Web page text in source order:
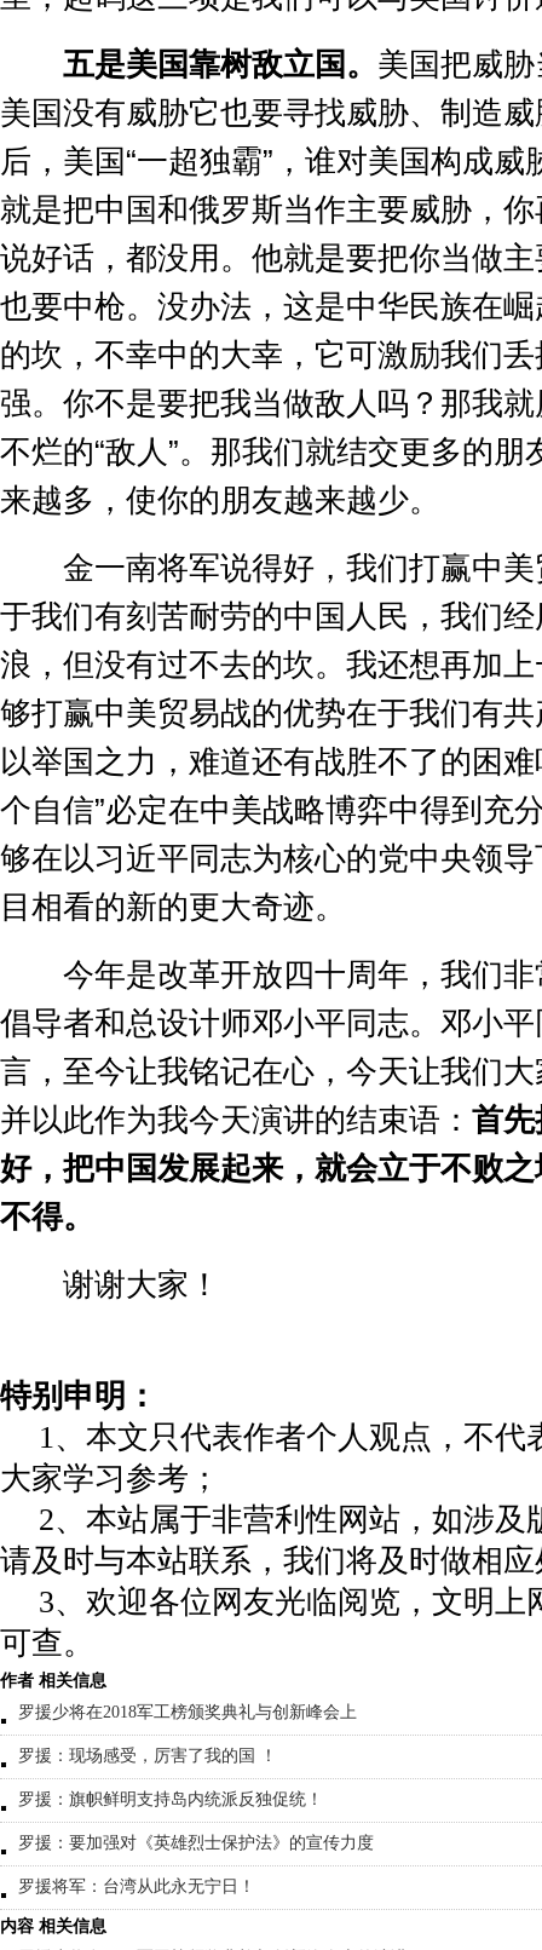
五是美国靠树敌立国。 美国把威
美国没有威胁它也要寻找威胁、制造
后，美国“一超独霸” ，谁对美国构成
就是把中国和俄罗斯当作主要威胁，
说好话，都没用。他就是要把你当做
也要中枪。没办法，这是中华民族在
的坎，不幸中的大幸，它可激励我们
强。你不是要把我当做敌人吗？那我
不烂的“敌人”。那我们就结交更多的朋
来越多，使你的朋友越来越少。
金一南将军说得好，我们打赢中美
于我们有刻苦耐劳的中国人民，我们
浪，但没有过不去的坎。我还想再加
够打赢中美贸易战的优势在于我们有
以举国之力，难道还有战胜不了的困
个自信”必定在中美战略博弈中得到充
够在以习近平同志为核心的党中央领
目相看的新的更大奇迹。
今年是改革开放四十周年，我们非
倡导者和总设计师邓小平同志。邓小
言，至今让我铭记在心，今天让我们
并以此作为我今天演讲的结束语： 首
好，把中国发展起来，就会立于不败
不得。
谢谢大家！
特别申明：
1、本文只代表作者个人观点，不代
大家学习参考；
2、本站属于非营利性网站，如涉及
请及时与本站联系，我们将及时做相
3、欢迎各位网友光临阅览，文明上
可查。
作者 相关信息
罗援少将在2018军工榜颁奖典礼与创新峰会上
罗援：现场感受，厉害了我的国 ！
罗援：旗帜鲜明支持岛内统派反独促统！
罗援：要加强对《英雄烈士保护法》的宣传力度
罗援将军：台湾从此永无宁日！
内容 相关信息